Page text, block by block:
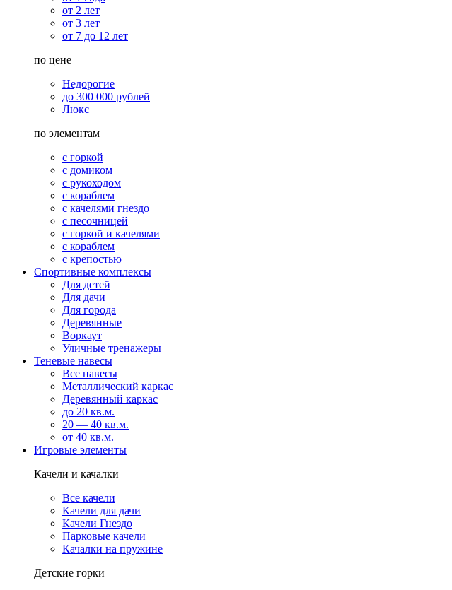
от 2 лет
от 3 лет
от 7 до 12 лет
по цене
Недорогие
до 300 000 рублей
Люкс
по элементам
с горкой
с домиком
с рукоходом
с кораблем
с качелями гнездо
с песочницей
с горкой и качелями
с кораблем
с крепостью
Спортивные комплексы
Для детей
Для дачи
Для города
Деревянные
Воркаут
Уличные тренажеры
Теневые навесы
Все навесы
Металлический каркас
Деревянный каркас
до 20 кв.м.
20 — 40 кв.м.
от 40 кв.м.
Игровые элементы
Качели и качалки
Все качели
Качели для дачи
Качели Гнездо
Парковые качели
Качалки на пружине
Детские горки